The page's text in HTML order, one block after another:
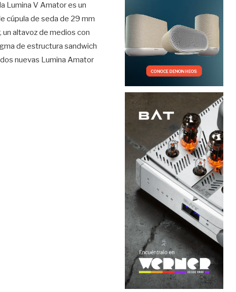
Lumina V Amator es un
cúpula de seda de 29 mm
un altavoz de medios con
de estructura sandwich
nuevas Lumina Amator